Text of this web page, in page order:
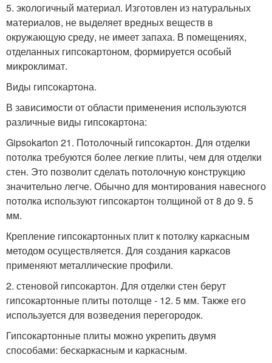
5. экологичный материал. Изготовлен из натуральных
материалов, не выделяет вредных веществ в
окружающую среду, не имеет запаха. В помещениях,
отделанных гипсокартоном, формируется особый
микроклимат.
Виды гипсокартона.
В зависимости от области применения используются
различные виды гипсокартона:
Gipsokarton 21. Потолочный гипсокартон. Для отделки
потолка требуются более легкие плиты, чем для отделки
стен. Это позволит сделать потолочную конструкцию
значительно легче. Обычно для монтирования навесного
потолка используют гипсокартон толщиной от 8 до 9. 5
мм.
Крепление гипсокартонных плит к потолку каркасным
методом осуществляется. Для создания каркасов
применяют металлические профили.
2. стеновой гипсокартон. Для отделки стен берут
гипсокартонные плиты потолще - 12. 5 мм. Также его
используется для возведения перегородок.
Гипсокартонные плиты можно укрепить двумя
способами: бескаркасным и каркасным.